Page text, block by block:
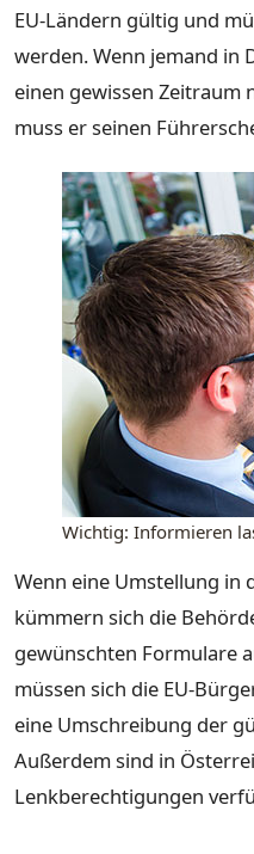
EU-Ländern gültig und
werden. Wenn jemand in
einen gewissen Zeitraum
muss er seinen
Wichtig: Informieren
Wenn eine Umstellung in
kümmern sich die
gewünschten Formulare
müssen sich die EU-
eine Umschreibung der
Außerdem sind in
Lenkberechtigungen